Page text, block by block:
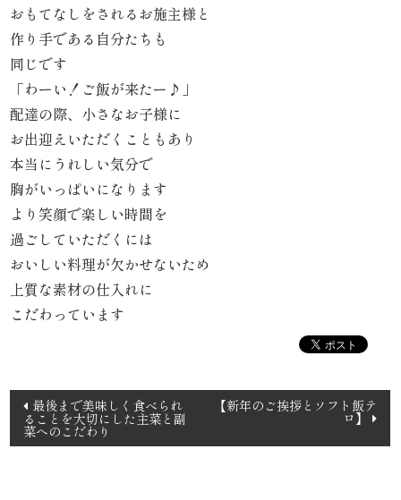
石》
シ
リ
ー
ズ
ま
つ
り
ボ
リ
おもてなしをされるお施主様と
作り手である自分たちも
同じです
「わーい！ご飯が来たー♪」
配達の際、小さなお子様に
お出迎えいただくこともあり
本当にうれしい気分で
胸がいっぱいになります
より笑顔で楽しい時間を
過ごしていただくには
おいしい料理が欠かせないため
上質な素材の仕入れに
こだわっています
投
稿
ナ
最後まで美味しく食べられ
ることを大切にした主菜と副
菜へのこだわり
【新年のご挨拶とソフト飯テ
ロ】